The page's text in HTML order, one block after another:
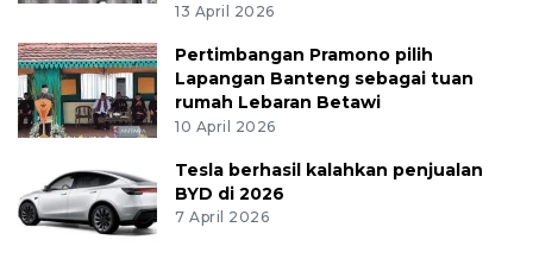
13 April 2026
Pertimbangan Pramono pilih
Lapangan Banteng sebagai tuan
rumah Lebaran Betawi
10 April 2026
Tesla berhasil kalahkan penjualan
BYD di 2026
7 April 2026